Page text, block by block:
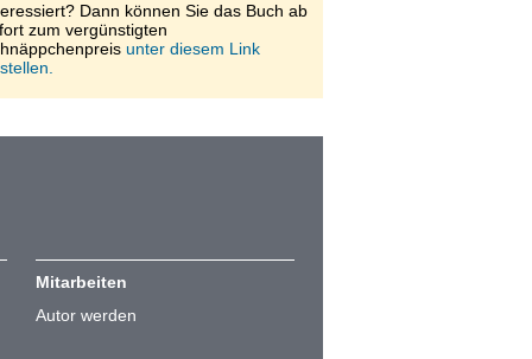
Dann können Sie das Buch ab
zum vergünstigten
unter diesem Link
Mitarbeiten
Autor werden